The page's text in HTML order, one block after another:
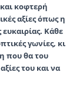
κοφτερή
αξίες όπως η
Κάθε
γωνίες, κι
που θα του
του και να